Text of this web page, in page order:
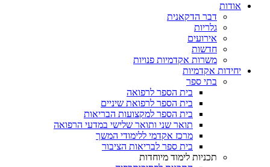
אודות
דבר הדקאנית
גלריות
אירועים
חדשות
משרות אקדמיות פנויות
יחידות אקדמיות
בתי ספר
בית הספר לרפואה
בית הספר לרפואת שיניים
בית הספר למקצועות הבריאות
תואר שני ותואר שלישי במדעי הרפואה
מרכז אקדמי ללימודי המשך
בית ספר לבריאות הציבור
תכניות לימוד מיוחדות